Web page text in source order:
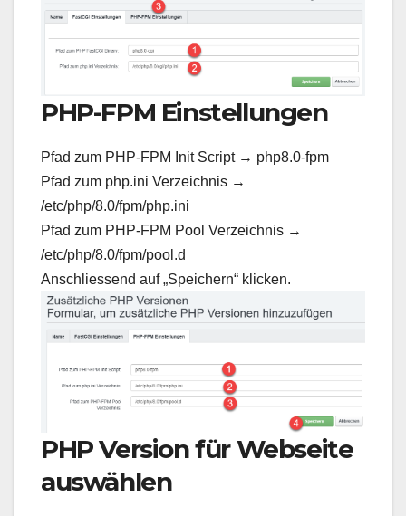
PHP-FPM Einstellungen
Pfad zum PHP-FPM Init Script → php8.0-fpm
Pfad zum php.ini Verzeichnis →
/etc/php/8.0/fpm/php.ini
Pfad zum PHP-FPM Pool Verzeichnis →
/etc/php/8.0/fpm/pool.d
Anschliessend auf „Speichern“ klicken.
PHP Version für Webseite
auswählen